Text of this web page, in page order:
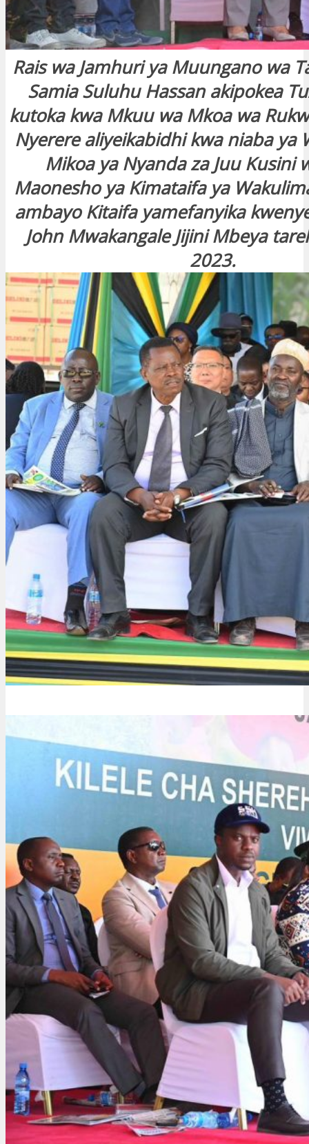
Rais wa Jamhuri ya Muungano wa
Samia Suluhu Hassan akipokea
kutoka kwa Mkuu wa Mkoa wa
Nyerere aliyeikabidhi kwa niaba ya
Mikoa ya Nyanda za Juu Kusini
Maonesho ya Kimataifa ya
ambayo Kitaifa yamefanyika
John Mwakangale Jijini Mbeya
2023.